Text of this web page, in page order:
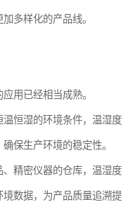
多样化的产品线。
用已经相当成熟。
恒湿的环境条件，温湿度
保生产环境的稳定性。
精密仪器的仓库，温湿度
数据，为产品质量追溯提